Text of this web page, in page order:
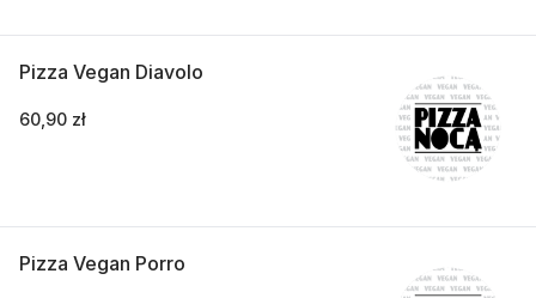
Pizza Vegan Diavolo
60,90 zł
Pizza Vegan Porro